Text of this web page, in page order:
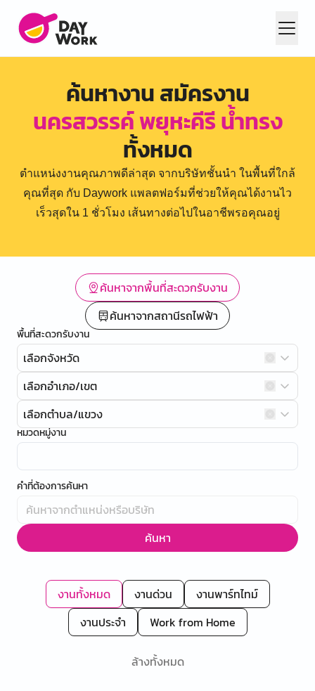
ค้นหางาน สมัครงาน
นครสวรรค์ พยุหะคีรี น้ำทรง
ทั้งหมด
ตำแหน่งงานคุณภาพดีล่าสุด จากบริษัทชั้นนำ ในพื้นที่ใกล้
คุณที่สุด กับ Daywork แพลตฟอร์มที่ช่วยให้คุณได้งานไว
เร็วสุดใน 1 ชั่วโมง เส้นทางต่อไปในอาชีพรอคุณอยู่
ค้นหาจากพื้นที่สะดวกรับงาน
ค้นหาจากสถานีรถไฟฟ้า
พื้นที่สะดวกรับงาน
เลือกจังหวัด
เลือกอำเภอ/เขต
เลือกตำบล/แขวง
หมวดหมู่งาน
คำที่ต้องการค้นหา
ค้นหา
งานทั้งหมด งานด่วน
งานพาร์ทไทม์
งานประจำ
Work from Home
ล้างทั้งหมด